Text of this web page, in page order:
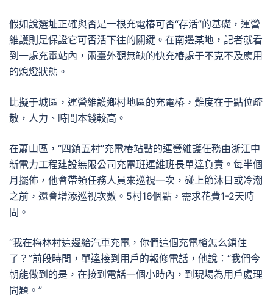
假如說選址正確與否是一根充電樁可否“存活”的基礎，運營
維護則是保證它可否活下往的關鍵。在南邊某地，記者就看
到一處充電站內，兩臺外觀無缺的快充樁處于不克不及應用
的熄燈狀態。
比擬于城區，運營維護鄉村地區的充電樁，難度在于點位疏
散，人力、時間本錢較高。
在蕭山區，“四鎮五村”充電樁站點的運營維護任務由浙江中
新電力工程建設無限公司充電班運維班長單達負責。每半個
月擺佈，他會帶領任務人員來巡視一次，碰上節沐日或冷潮
之前，還會增添巡視次數。5村16個點，需求花費1-2天時
間。
“我在梅林村這邊給汽車充電，你們這個充電槍怎么鎖住
了？”前段時間，單達接到用戶的報修電話，他說：“我們今
朝能做到的是，在接到電話一個小時內，到現場為用戶處理
問題。”